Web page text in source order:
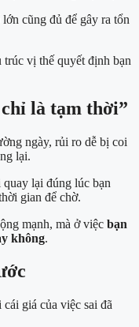
cũng đủ để gây ra tổn
vị thế quyết định bạn
là tạm thời”
ngày, rủi ro dễ bị coi
lại.
lại đúng lúc bạn
gian để chờ.
mạnh, mà ở việc bạn
không.
giá của việc sai đã